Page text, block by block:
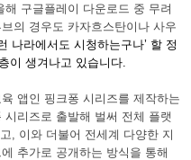
구글플레이 다운로드 중 무려
의 경우도 카자흐스탄이나 사우
나라에서도 시청하는구나’ 할 정
이 생겨나고 있습니다.
앱인 핑크퐁 시리즈를 제작하는
시리즈로 출발해 벌써 전체 플랫
, 이와 더불어 전세계 다양한 지
추가로 공개하는 방식을 통해